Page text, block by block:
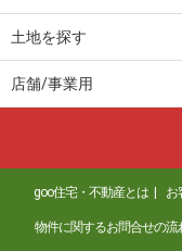
土地を探す
店舗/事業用
goo住宅・不動産とは お
物件に関するお問合せの流